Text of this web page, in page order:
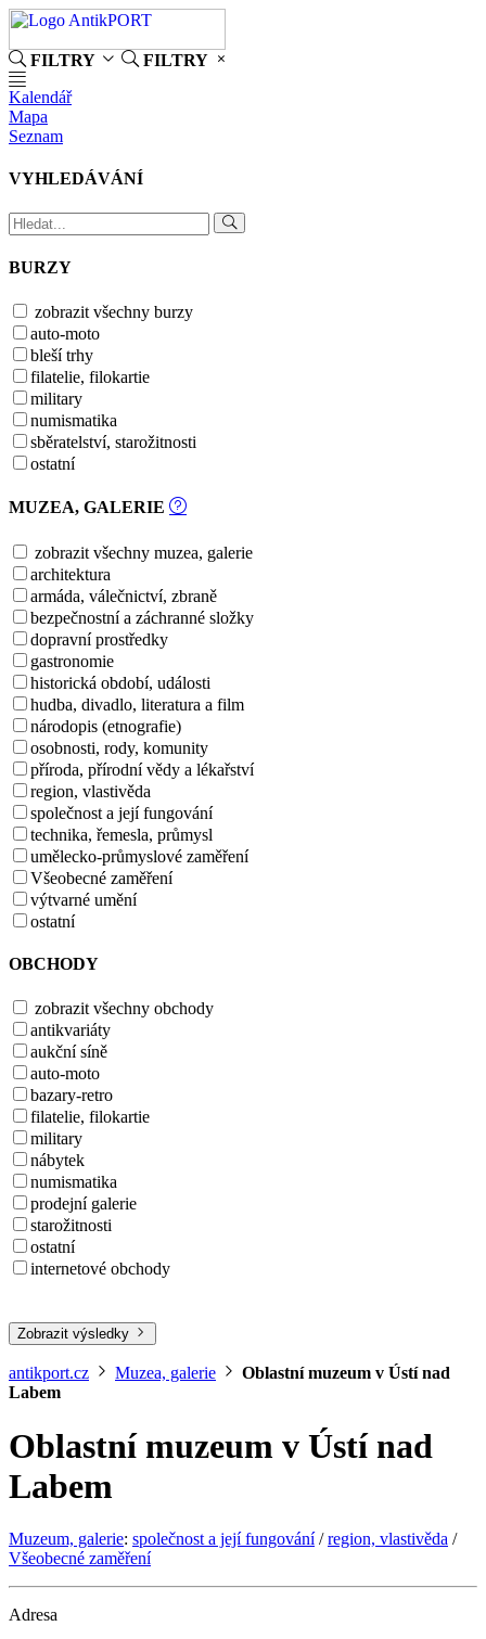
FILTRY
FILTRY
Kalendář
Mapa
Seznam
VYHLEDÁVÁNÍ
BURZY
zobrazit všechny burzy
auto-moto
bleší trhy
filatelie, filokartie
military
numismatika
sběratelství, starožitnosti
ostatní
MUZEA, GALERIE
zobrazit všechny muzea, galerie
architektura
armáda, válečnictví, zbraně
bezpečnostní a záchranné složky
dopravní prostředky
gastronomie
historická období, události
hudba, divadlo, literatura a film
národopis (etnografie)
osobnosti, rody, komunity
příroda, přírodní vědy a lékařství
region, vlastivěda
společnost a její fungování
technika, řemesla, průmysl
umělecko-průmyslové zaměření
Všeobecné zaměření
výtvarné umění
ostatní
OBCHODY
zobrazit všechny obchody
antikvariáty
aukční síně
auto-moto
bazary-retro
filatelie, filokartie
military
nábytek
numismatika
prodejní galerie
starožitnosti
ostatní
internetové obchody
Zobrazit výsledky
antikport.cz Muzea, galerie
Oblastní muzeum v Ústí nad
Labem
Oblastní muzeum v Ústí nad
Labem
Muzeum, galerie: společnost a její fungování/region, vlastivěda /
Všeobecné zaměření
Adresa